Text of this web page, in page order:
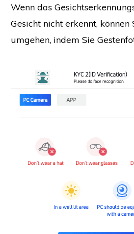
Wenn das
Gesicht nicht erkennt, können
umgehen, indem Sie